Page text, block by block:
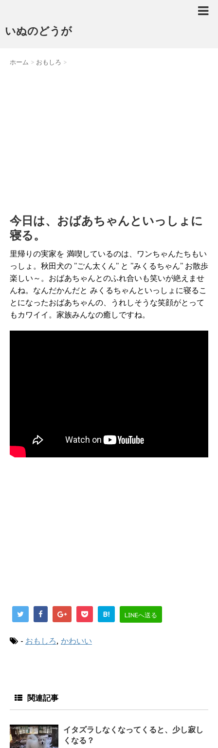
いぬのどうが
ホーム > おもしろ >
今日は、おばあちゃんといっしょに
寝る。
里帰りの実家を 満喫しているのは、ワンちゃんたちもい
っしょ。秋田犬の ”ごん太くん” と ”みくるちゃん” お散歩
楽しい～。おばあちゃんとのふれ合いも笑いが絶えませ
んね。なんだかんだと みくるちゃんといっしょに寝るこ
とになったおばあちゃんの、うれしそうな笑顔がとって
もカワイイ。家族みんなの癒しですね。
B! LINEへ送る
- おもしろ, かわいい
関連記事
イタズラしなくなってくると、少し寂し
くなる？